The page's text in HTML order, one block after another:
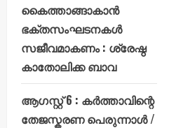
കൈത്താങ്ങാകാൻ
ഭക്തസംഘടനകൾ
സജീവമാകണം : ശ്രേഷ്ഠ
കാതോലിക്ക ബാവ
ആഗസ്റ്റ് 6 : കർത്താവിന്റെ
തേജസ്കരണ പെരുന്നാൾ /